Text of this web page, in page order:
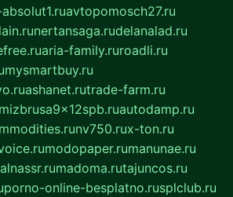
avtopomosch27.ru
nertansaga.rudelanalad.ru
aria-family.ruroadli.ru
mysmartbuy.ru
ashanet.rutrade-farm.ru
autodamp.ru
nv750.rux-ton.ru
modopaper.rumanunae.ru
madoma.rutajuncos.ru
porno-online-besplatno.rusplclub.ru